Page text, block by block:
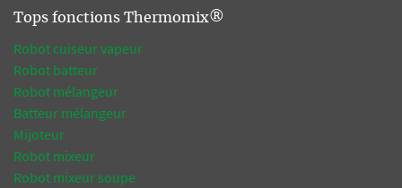
Tops fonctions Thermomix®
Robot cuiseur vapeur
Robot batteur
Robot mélangeur
Batteur mélangeur
Mijoteur
Robot mixeur
Robot mixeur soupe